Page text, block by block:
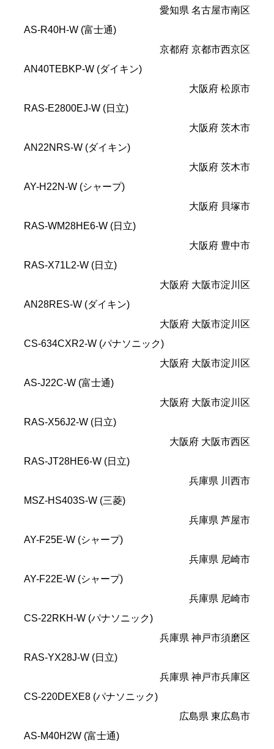
愛知県 名古屋市南区
AS-R40H-W (富士通)
京都府 京都市西京区
AN40TEBKP-W (ダイキン)
大阪府 松原市
RAS-E2800EJ-W (日立)
大阪府 茨木市
AN22NRS-W (ダイキン)
大阪府 茨木市
AY-H22N-W (シャープ)
大阪府 貝塚市
RAS-WM28HE6-W (日立)
大阪府 豊中市
RAS-X71L2-W (日立)
大阪府 大阪市淀川区
AN28RES-W (ダイキン)
大阪府 大阪市淀川区
CS-634CXR2-W (パナソニック)
大阪府 大阪市淀川区
AS-J22C-W (富士通)
大阪府 大阪市淀川区
RAS-X56J2-W (日立)
大阪府 大阪市西区
RAS-JT28HE6-W (日立)
兵庫県 川西市
MSZ-HS403S-W (三菱)
兵庫県 芦屋市
AY-F25E-W (シャープ)
兵庫県 尼崎市
AY-F22E-W (シャープ)
兵庫県 尼崎市
CS-22RKH-W (パナソニック)
兵庫県 神戸市須磨区
RAS-YX28J-W (日立)
兵庫県 神戸市兵庫区
CS-220DEXE8 (パナソニック)
広島県 東広島市
AS-M40H2W (富士通)